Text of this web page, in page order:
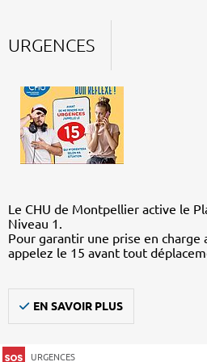
URGENCES
Le CHU de Montpellier active le
Niveau 1.
Pour garantir une prise en charge
appelez le 15 avant tout
EN SAVOIR PLUS
URGENCES